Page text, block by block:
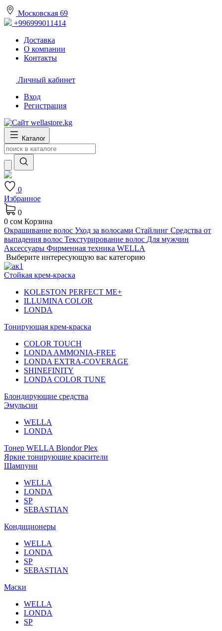
Московская 69
+996999011414
Доставка
О компании
Контакты
Личный кабинет
Вход
Регистрация
Каталог
0
Избранное
0
0 сом Корзина
Окрашивание волос Уход за волосами Стайлинг Средства от
выпадения волос Текстурирование волос Для мужчин
Аксессуары Фирменная техника WELLA
Выберите интересующую вас категорию
Стойкая крем-краска
KOLESTON PERFECT ME+
ILLUMINA COLOR
LONDA
Тонирующая крем-краска
COLOR TOUCH
LONDA AMMONIA-FREE
LONDA EXTRA-COVERAGE
SHINEFINITY
LONDA COLOR TUNE
Блондирующие средства
Эмульсии
WELLA
LONDA
Тонер WELLA Blondor Plex
Яркие тонирующие красители
Шампуни
WELLA
LONDA
SP
SEBASTIAN
Кондиционеры
WELLA
LONDA
SP
SEBASTIAN
Маски
WELLA
LONDA
SP